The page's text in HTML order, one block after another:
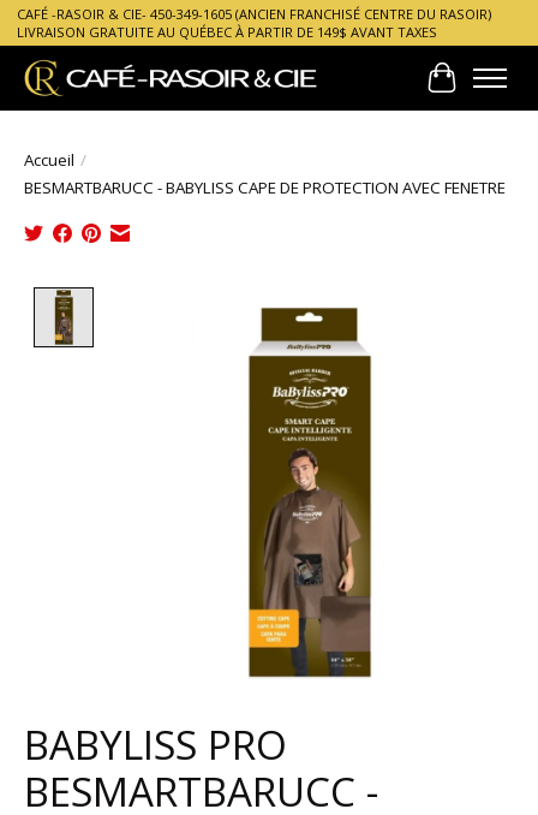
CAFÉ -RASOIR & CIE- 450-349-1605 (ANCIEN FRANCHISÉ CENTRE DU RASOIR)
LIVRAISON GRATUITE AU QUÉBEC À PARTIR DE 149$ AVANT TAXES
Panier
Accueil /
BESMARTBARUCC - BABYLISS CAPE DE PROTECTION AVEC FENETRE
BABYLISS PRO
BESMARTBARUCC -